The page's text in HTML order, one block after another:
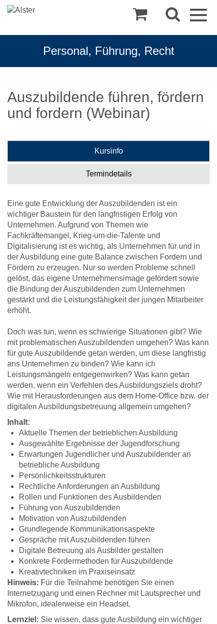
Personal, Führung, Recht
Auszubildende führen, fördern
und fordern (Webinar)
Kursinfo
Termindetails
Eine gute Entwicklung der Auszubildenden ist ein
wichtiger Baustein für den langfristigen Erfolg von
Unternehmen. Aufgrund von Themen wie
Fachkräftemangel, Krieg-um-die-Talente und
Digitalisierung ist es wichtig, als Unternehmen für und in
der Ausbildung eine gute Balance zwischen Fordern und
Fördern zu erzeugen. Nur so werden Probleme schnell
gelöst, das eigene Unternehmensimage gefördert sowie
die Bindung der Auszubildenden zum Unternehmen
gestärkt und die Leistungsfähigkeit der jungen Mitarbeiter
erhöht.
Doch was tun, wenn es schwierige Situationen gibt? Wie
mit problematischen Auszubildenden umgehen? Was kann
für gute Auszubildende getan werden, um diese langfristig
ans Unternehmen zu binden? Wie kann ich
Leistungsmängeln entgegenwirken? Was kann getan
werden, wenn ein Verfehlen des Ausbildungsziels droht?
Wie mit Herausforderungen aus dem Home-Office bzw. der
digitalen Ausbildungsbetreuung allgemein umgehen?
Inhalt:
Aktuelle Themen der betrieblichen Ausbildung
Ausgewählte Ergebnisse der Jugendforschung
Erwartungen Jugendlicher und Auszubildender an
betriebliche Ausbildung
Persönlichkeitsstrukturen
Rechtliche Anforderungen an Ausbildung
Rollen und Funktionen des Ausbildenden
Führung von Auszubildenden
Motivation von Auszubildenden
Grundlegende Kommunikationsaspekte
Gespräche mit Auszubildenden führen
Digitale Betreuung als Ausbilder gestalten
Konkrete Fördermethoden für Auszubildende
Kreativtechniken im Praxiseinsatz
Hinweis: Für die Teilnahme benötigen Sie einen
Internetzugang und einen Rechner mit Lautsprecher und
Mikrofon, idealerweise ein Headset.
Lernziel: Sie wissen, dass gute Ausbildung ein wichtiger